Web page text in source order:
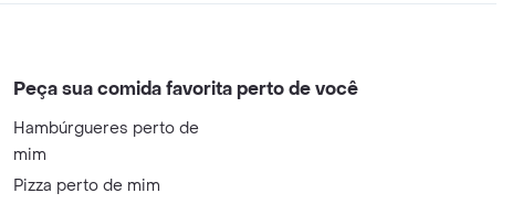
Peça sua comida favorita perto de você
Hambúrgueres perto de
mim
Pizza perto de mim